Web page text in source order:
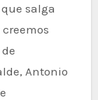
Antonio